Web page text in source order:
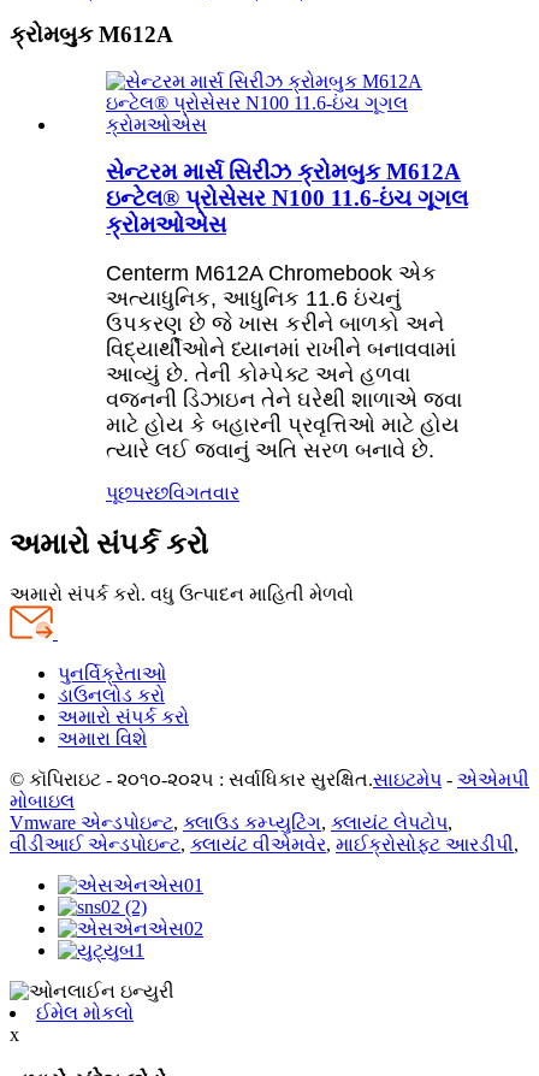
ક્રોમબુક M612A
સેન્ટરમ માર્સ સિરીઝ ક્રોમબુક M612A
ઇન્ટેલ® પ્રોસેસર N100 11.6-ઇંચ ગૂગલ
ક્રોમઓએસ
Centerm M612A Chromebook એક
અત્યાધુનિક, આધુનિક 11.6 ઇંચનું
ઉપકરણ છે જે ખાસ કરીને બાળકો અને
વિદ્યાર્થીઓને ધ્યાનમાં રાખીને બનાવવામાં
આવ્યું છે. તેની કોમ્પેક્ટ અને હળવા
વજનની ડિઝાઇન તેને ઘરેથી શાળાએ જવા
માટે હોય કે બહારની પ્રવૃત્તિઓ માટે હોય
ત્યારે લઈ જવાનું અતિ સરળ બનાવે છે.
પૂછપરછવિગતવાર
અમારો સંપર્ક કરો
અમારો સંપર્ક કરો. વધુ ઉત્પાદન માહિતી મેળવો
પુનર્વિક્રેતાઓ
ડાઉનલોડ કરો
અમારો સંપર્ક કરો
અમારા વિશે
© કૉપિરાઇટ - ૨૦૧૦-૨૦૨૫ : સર્વાધિકાર સુરક્ષિત.સાઇટમેપ - એએમપી
મોબાઇલ
Vmware એન્ડપોઇન્ટ, ક્લાઉડ કમ્પ્યુટિંગ, ક્લાયંટ લેપટોપ,
વીડીઆઈ એન્ડપોઇન્ટ, ક્લાયંટ વીએમવેર, માઈક્રોસોફ્ટ આરડીપી,
ઈમેલ મોકલો
x